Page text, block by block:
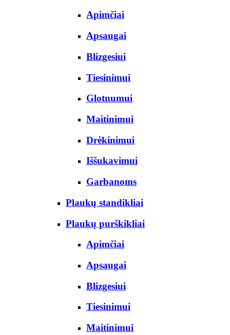
Apimčiai
Apsaugai
Blizgesiui
Tiesinimui
Glotnumui
Maitinimui
Drėkinimui
Iššukavimui
Garbanoms
Plaukų standikliai
Plaukų purškikliai
Apimčiai
Apsaugai
Blizgesiui
Tiesinimui
Maitinimui